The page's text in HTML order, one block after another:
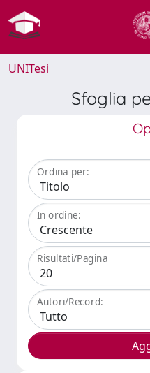
UNITesi
Sfoglia
Ordina per:
In ordine:
Risultati/Pagina
Autori/Record: